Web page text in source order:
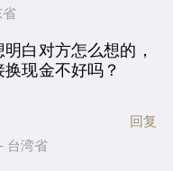
白对方怎么想的，
现金不好吗？
台湾省
回复